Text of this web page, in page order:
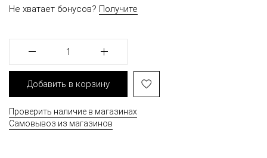
Не хватает бонусов? Получите
1
Добавить в корзину
Проверить наличие в магазинах
Самовывоз из магазинов